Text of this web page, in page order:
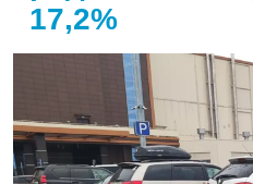
17,2%